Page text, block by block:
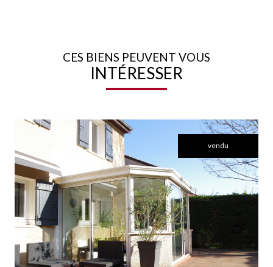
CES BIENS PEUVENT VOUS
INTÉRESSER
vendu
voir le bien